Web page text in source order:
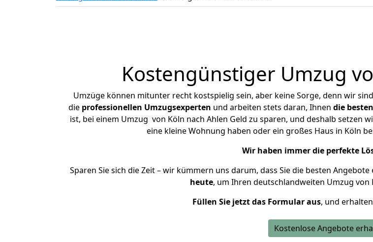
Kostengünstiger Umzug
Umzüge können mitunter recht kostspielig sein, aber keine Sorge, denn wir
die professionellen Umzugsexperten und arbeiten stets daran, Ihnen die
ist, bei einem Umzug von Köln nach Ahlen Geld zu sparen, und deshalb setzen
eine kleine Wohnung haben oder ein großes Haus in Köln
Wir haben immer die perfekte
Sparen Sie sich die Zeit – wir kümmern uns darum, dass Sie die besten Angebote
heute, um Ihren deutschlandweiten Umzug von
Füllen Sie jetzt das Formular aus, und
Kostenlose Angebote